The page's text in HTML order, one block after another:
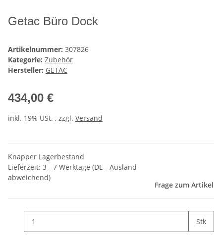
Getac Büro Dock
Artikelnummer: 307826
Kategorie: Zubehör
Hersteller: GETAC
434,00 €
inkl. 19% USt. , zzgl. Versand
Knapper Lagerbestand
Lieferzeit: 3 - 7 Werktage (DE - Ausland
abweichend)
Frage zum Artikel
Stk